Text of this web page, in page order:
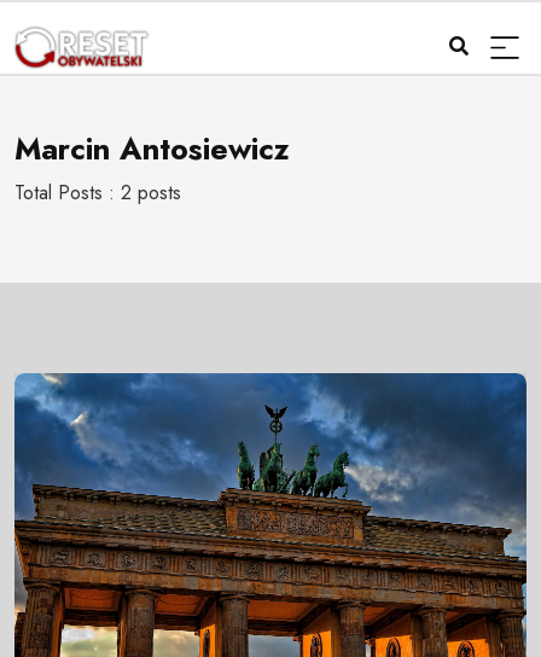
Marcin Antosiewicz
Total Posts : 2 posts